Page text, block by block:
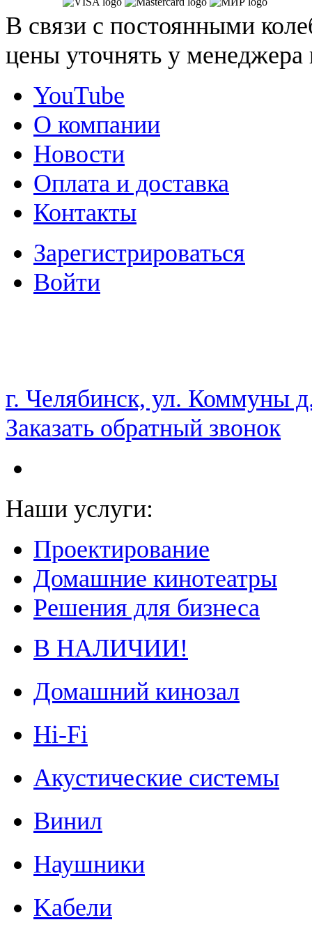
В связи с постоянными
цены уточнять у
YouTube
О компании
Новости
Оплата и доставка
Контакты
Зарегистрироваться
Войти
НАМ ДОВЕРЯЮТ С 2003 ГОДА
г. Челябинск, ул. Коммуны
Заказать обратный звонок
Наши услуги:
Проектирование
Домашние кинотеатры
Решения для бизнеса
В НАЛИЧИИ!
Домашний кинозал
Hi-Fi
Акустические системы
Винил
Наушники
Kабели